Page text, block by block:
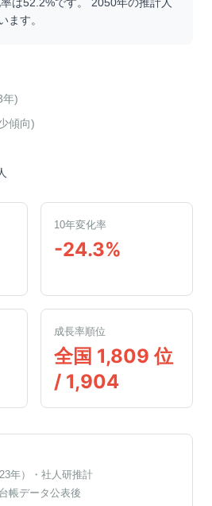
ます。
年)
傾向)
10年変化率
-24.3%
成長率順位
全国 1,809 位
/ 1,904
年）
・社人研推計
帳データ公表後